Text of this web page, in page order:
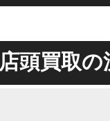
店頭買取